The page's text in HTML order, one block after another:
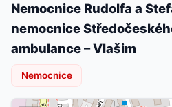
Nemocnice Rudolfa a
nemocnice
ambulance – Vlašim
Nemocnice